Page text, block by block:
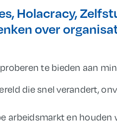
Holacracy,
over
te bieden aan
die snel verandert,
arbeidsmarkt en houden